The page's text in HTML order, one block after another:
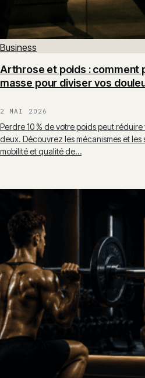
Business
Arthrose et poids : comment
masse pour diviser vos
2 MAI 2026
Perdre 10 % de votre poids peut
deux. Découvrez les mécanismes et
mobilité et qualité de…